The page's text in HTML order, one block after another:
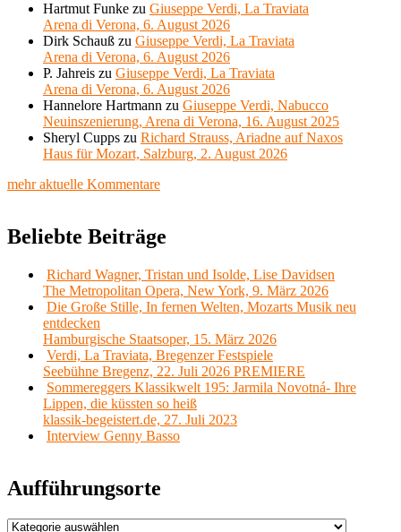
Hartmut Funke zu Giuseppe Verdi, La Traviata
Arena di Verona, 6. August 2026
Dirk Schauß zu Giuseppe Verdi, La Traviata
Arena di Verona, 6. August 2026
P. Jahreis zu Giuseppe Verdi, La Traviata
Arena di Verona, 6. August 2026
Hannelore Hartmann zu Giuseppe Verdi, Nabucco
Neuinszenierung, Arena di Verona, 16. August 2025
Sheryl Cupps zu Richard Strauss, Ariadne auf Naxos
Haus für Mozart, Salzburg, 2. August 2026
mehr aktuelle Kommentare
Beliebte Beiträge
Richard Wagner, Tristan und Isolde, Lise Davidsen
The Metropolitan Opera, New York, 9. März 2026
Die Große Stille, In fernen Welten, Mozarts Musik neu
entdecken
Hamburgische Staatsoper, 15. März 2026
Verdi, La Traviata, Bregenzer Festspiele
Seebühne Bregenz, 22. Juli 2026 PREMIERE
Sommereggers Klassikwelt 195: Jarmila Novotná- Ihre
Lippen, die küssten so heiß
klassik-begeistert.de, 27. Juli 2023
Interview Genny Basso
Aufführungsorte
Aufführungsorte